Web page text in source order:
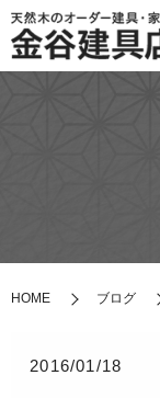
HOME ブログ
2016/01/18